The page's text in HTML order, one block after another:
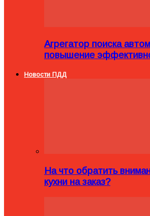
Агрегатор поиска
повышение
Новости ПДД
На что обратить
кухни на заказ?